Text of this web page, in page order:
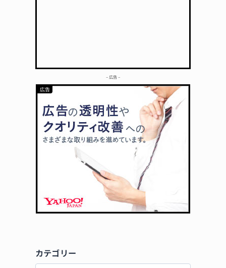
– 広告 –
カテゴリー